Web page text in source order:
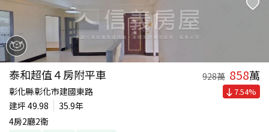
泰和超值４房附平車 928萬 858萬
彰化縣彰化市建國東路
建坪 49.98
35.9年
4房2廳2衛
7.54%